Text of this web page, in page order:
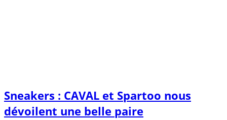
Sneakers : CAVAL et Spartoo nous
dévoilent une belle paire